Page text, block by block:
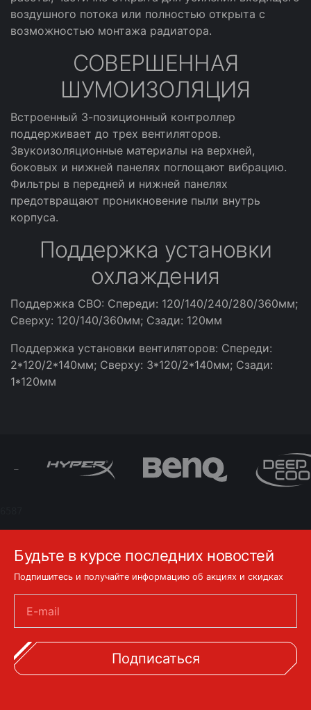
воздушного потока или полностью открыта с
возможностью монтажа радиатора.
СОВЕРШЕННАЯ
ШУМОИЗОЛЯЦИЯ
Встроенный 3-позиционный контроллер
поддерживает до трех вентиляторов.
Звукоизоляционные материалы на верхней,
боковых и нижней панелях поглощают вибрацию.
Фильтры в передней и нижней панелях
предотвращают проникновение пыли внутрь
корпуса.
Поддержка установки
охлаждения
Поддержка СВО: Спереди: 120/140/240/280/360мм;
Сверху: 120/140/360мм; Сзади: 120мм
Поддержка установки вентиляторов: Спереди:
2*120/2*140мм; Сверху: 3*120/2*140мм; Сзади:
1*120мм
Будьте в курсе последних новостей
Подпишитесь и получайте информацию об акциях и скидках
E-mail
Подписаться